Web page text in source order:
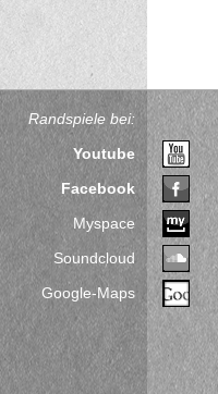
Randspiele bei:
Youtube
Facebook
Myspace
Soundcloud
Google-Maps